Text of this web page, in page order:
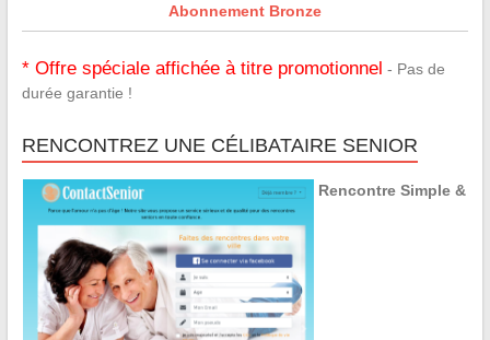
Abonnement Bronze
* Offre spéciale affichée à titre promotionnel - Pas de
durée garantie !
RENCONTREZ UNE CÉLIBATAIRE SENIOR
Rencontre Simple &